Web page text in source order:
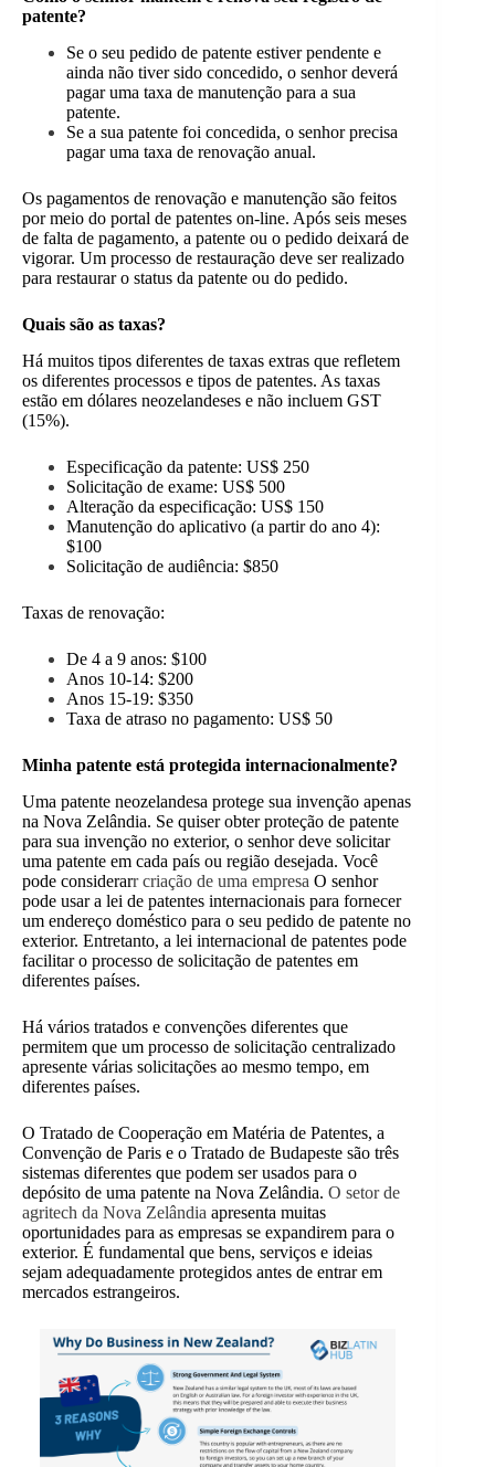
patente?
Se o seu pedido de patente estiver pendente e
ainda não tiver sido concedido, o senhor deverá
pagar uma taxa de manutenção para a sua
patente.
Se a sua patente foi concedida, o senhor precisa
pagar uma taxa de renovação anual.
Os pagamentos de renovação e manutenção são feitos
por meio do portal de patentes on-line. Após seis meses
de falta de pagamento, a patente ou o pedido deixará de
vigorar. Um processo de restauração deve ser realizado
para restaurar o status da patente ou do pedido.
Quais são as taxas?
Há muitos tipos diferentes de taxas extras que refletem
os diferentes processos e tipos de patentes. As taxas
estão em dólares neozelandeses e não incluem GST
(15%).
Especificação da patente: US$ 250
Solicitação de exame: US$ 500
Alteração da especificação: US$ 150
Manutenção do aplicativo (a partir do ano 4):
$100
Solicitação de audiência: $850
Taxas de renovação:
De 4 a 9 anos: $100
Anos 10-14: $200
Anos 15-19: $350
Taxa de atraso no pagamento: US$ 50
Minha patente está protegida internacionalmente?
Uma patente neozelandesa protege sua invenção apenas
na Nova Zelândia. Se quiser obter proteção de patente
para sua invenção no exterior, o senhor deve solicitar
uma patente em cada país ou região desejada. Você
pode considerarr criação de uma empresa O senhor
pode usar a lei de patentes internacionais para fornecer
um endereço doméstico para o seu pedido de patente no
exterior. Entretanto, a lei internacional de patentes pode
facilitar o processo de solicitação de patentes em
diferentes países.
Há vários tratados e convenções diferentes que
permitem que um processo de solicitação centralizado
apresente várias solicitações ao mesmo tempo, em
diferentes países.
O Tratado de Cooperação em Matéria de Patentes, a
Convenção de Paris e o Tratado de Budapeste são três
sistemas diferentes que podem ser usados para o
depósito de uma patente na Nova Zelândia. O setor de
agritech da Nova Zelândia apresenta muitas
oportunidades para as empresas se expandirem para o
exterior. É fundamental que bens, serviços e ideias
sejam adequadamente protegidos antes de entrar em
mercados estrangeiros.